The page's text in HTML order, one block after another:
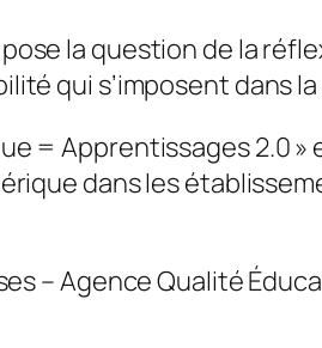
la question de la
qui s’imposent dans
= Apprentissages 2.0»
dans les
– Agence Qualité